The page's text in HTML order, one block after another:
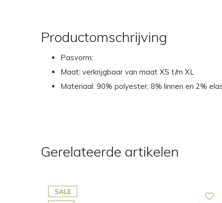
Productomschrijving
Pasvorm:
Maat: verkrijgbaar van maat XS t/m XL
Materiaal: 90% polyester, 8% linnen en 2%
Gerelateerde artikelen
SALE